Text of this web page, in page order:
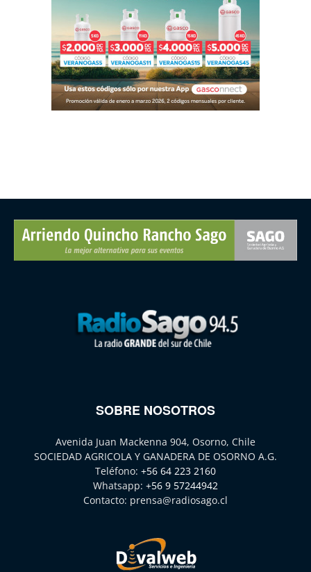
SOBRE NOSOTROS
Avenida Juan Mackenna 904, Osorno, Chile
SOCIEDAD AGRICOLA Y GANADERA DE OSORNO A.G.
Teléfono: +56 64 223 2160
Whatsapp: +56 9 57244942
Contacto: prensa@radiosago.cl